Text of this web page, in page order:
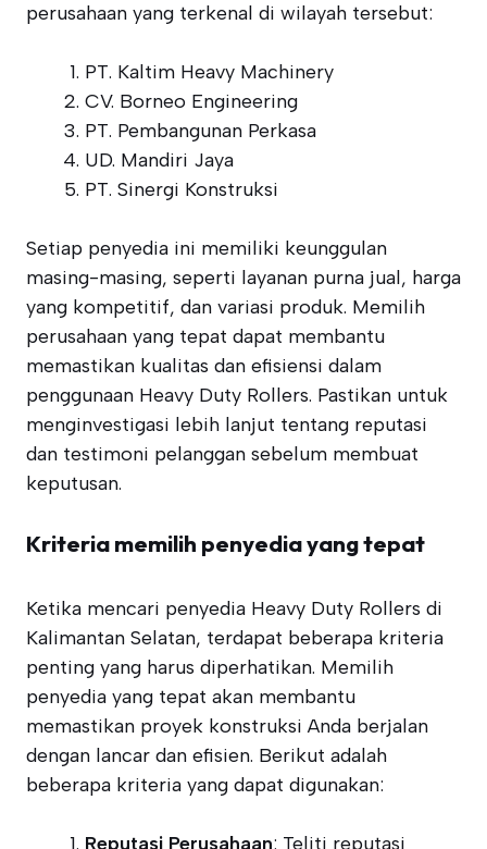
perusahaan yang terkenal di wilayah tersebut:
PT. Kaltim Heavy Machinery
CV. Borneo Engineering
PT. Pembangunan Perkasa
UD. Mandiri Jaya
PT. Sinergi Konstruksi
Setiap penyedia ini memiliki keunggulan
masing-masing, seperti layanan purna jual, harga
yang kompetitif, dan variasi produk. Memilih
perusahaan yang tepat dapat membantu
memastikan kualitas dan efisiensi dalam
penggunaan Heavy Duty Rollers. Pastikan untuk
menginvestigasi lebih lanjut tentang reputasi
dan testimoni pelanggan sebelum membuat
keputusan.
Kriteria memilih penyedia yang tepat
Ketika mencari penyedia Heavy Duty Rollers di
Kalimantan Selatan, terdapat beberapa kriteria
penting yang harus diperhatikan. Memilih
penyedia yang tepat akan membantu
memastikan proyek konstruksi Anda berjalan
dengan lancar dan efisien. Berikut adalah
beberapa kriteria yang dapat digunakan:
Reputasi Perusahaan: Teliti reputasi